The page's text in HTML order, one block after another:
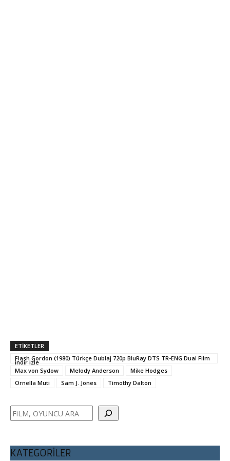
ETİKETLER
Flash Gordon (1980) Türkçe Dublaj 720p BluRay DTS TR-ENG Dual Film
indir izle
Max von Sydow
Melody Anderson
Mike Hodges
Ornella Muti
Sam J. Jones Timothy Dalton
Ara
KATEGORİLER